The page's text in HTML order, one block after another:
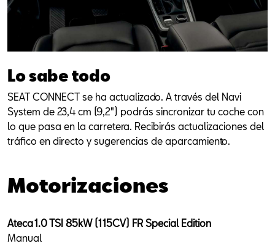
Lo sabe todo
SEAT CONNECT se ha actualizado. A través del Navi
System de 23,4 cm (9,2") podrás sincronizar tu coche con
lo que pasa en la carretera. Recibirás actualizaciones del
tráfico en directo y sugerencias de aparcamiento.
Motorizaciones
Ateca 1.0 TSI 85kW (115CV) FR Special Edition
Manual